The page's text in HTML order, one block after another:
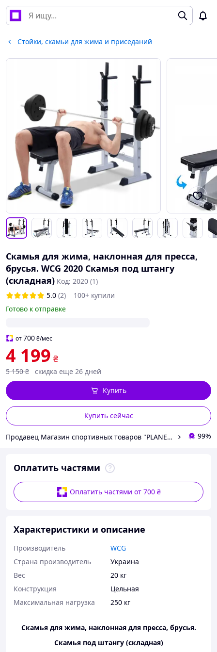
Стойки, скамьи для жима и приседаний
Скамья для жима, наклонная для пресса,
брусья. WCG 2020 Скамья под штангу
(складная) Код: 2020 (1)
5.0 (2)
100+ купили
Готово к отправке
от700₴/мес
4 199 ₴
5 150 ₴ скидка еще 26 дней
Купить сейчас
Купить
Продавец Магазин спортивных товаров "PLANETSPORT" 99%
Оплатить частями
Оплатить частями от 700 ₴
Характеристики и описание
Производитель
WCG
Страна производитель
Украина
Вес
20 кг
Конструкция
Цельная
Максимальная нагрузка
250 кг
Скамья для жима, наклонная для пресса, брусья.
Скамья под штангу (складная)